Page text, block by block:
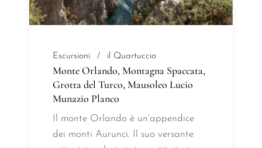
Escursioni il Quartuccio
Monte Orlando, Montagna Spaccata,
Grotta del Turco, Mausoleo Lucio
Munazio Planco
Il monte Orlando è un’appendice
dei monti Aurunci. Il suo versante